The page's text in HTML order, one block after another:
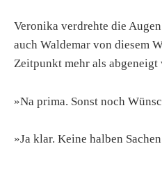
Veronika verdrehte die
auch Waldemar von diesem
Zeitpunkt mehr als abgeneigt
»Na prima. Sonst noch
»Ja klar. Keine halben